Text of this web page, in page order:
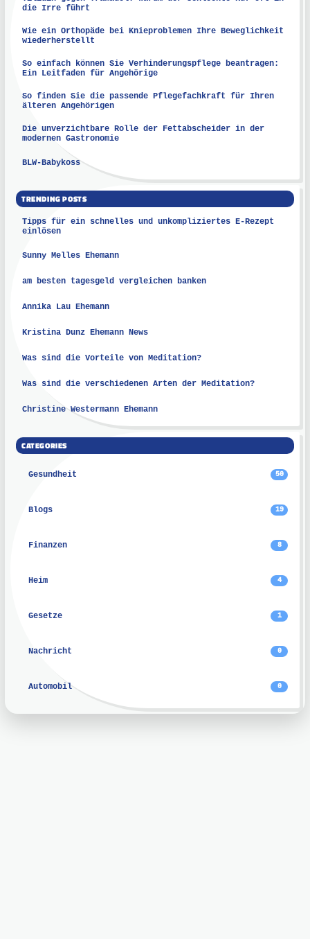
die Irre führt
Wie ein Orthopäde bei Knieproblemen Ihre Beweglichkeit
wiederherstellt
So einfach können Sie Verhinderungspflege beantragen:
Ein Leitfaden für Angehörige
So finden Sie die passende Pflegefachkraft für Ihren
älteren Angehörigen
Die unverzichtbare Rolle der Fettabscheider in der
modernen Gastronomie
BLW-Babykoss
TRENDING POSTS
Tipps für ein schnelles und unkompliziertes E-Rezept
einlösen
Sunny Melles Ehemann
am besten tagesgeld vergleichen banken
Annika Lau Ehemann
Kristina Dunz Ehemann News
Was sind die Vorteile von Meditation?
Was sind die verschiedenen Arten der Meditation?
Christine Westermann Ehemann
CATEGORIES
Gesundheit 50
Blogs 19
Finanzen 8
Heim 4
Gesetze 1
Nachricht 0
Automobil 0